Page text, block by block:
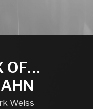
OF…
Weiss